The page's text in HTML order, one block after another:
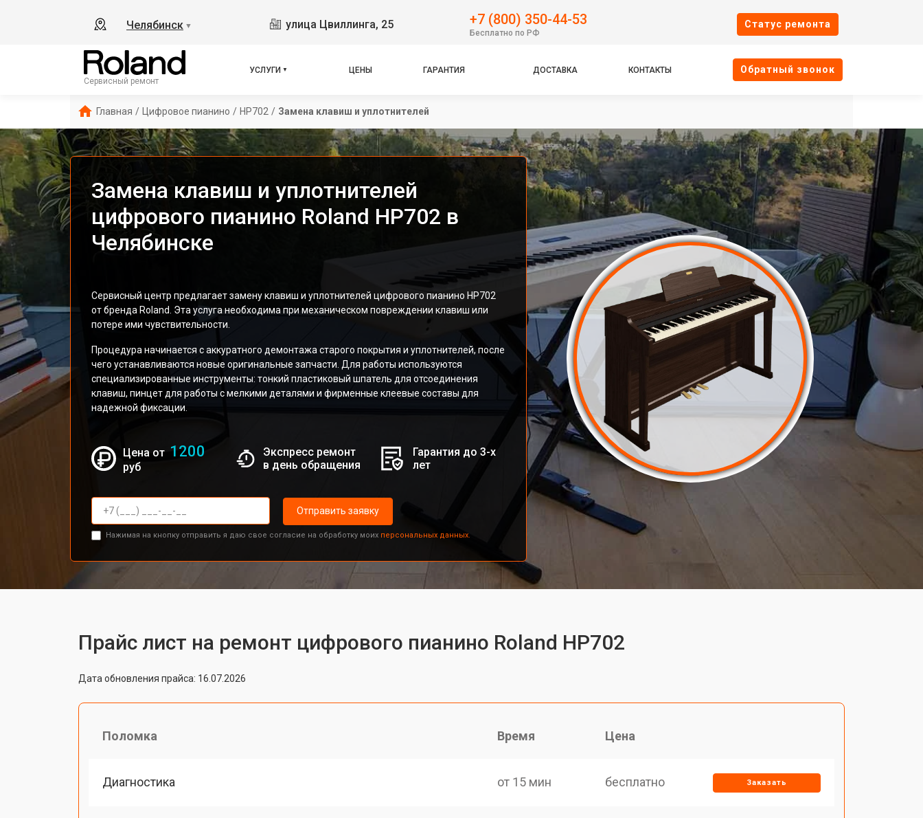
Челябинск ▼ улица Цвиллинга, 25 +7 (800) 350-44-53
Бесплатно по РФ
Cтатус ремонта
Сервисный ремонт
УСЛУГИ ЦЕНЫ ГАРАНТИЯ ДОСТАВКА КОНТАКТЫ Oбратный звонок
Главная / Цифровое пианино / HP702 / Замена клавиш и уплотнителей
Замена клавиш и уплотнителей
цифрового пианино Roland HP702 в
Челябинске
Сервисный центр предлагает замену клавиш и уплотнителей цифрового пианино HP702
от бренда Roland. Эта услуга необходима при механическом повреждении клавиш или
потере ими чувствительности.
Процедура начинается с аккуратного демонтажа старого покрытия и уплотнителей, после
чего устанавливаются новые оригинальные запчасти. Для работы используются
специализированные инструменты: тонкий пластиковый шпатель для отсоединения
клавиш, пинцет для работы с мелкими деталями и фирменные клеевые составы для
надежной фиксации.
Цена от 1200
руб
Экспресс ремонт
в день обращения
Гарантия до 3-х
лет
Отправить заявку
Нажимая на кнопку отправить я даю свое согласие на обработку моих персональных данных.
Прайс лист на ремонт цифрового пианино Roland HP702
Дата обновления прайса: 16.07.2026
Поломка Время Цена
Диагностика от 15 мин бесплатно Заказать